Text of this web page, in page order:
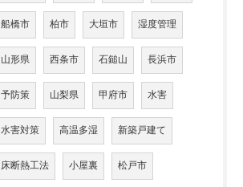
船橋市 柏市 大垣市 湿度管理
山形県 西条市 石鎚山 長浜市
予防策 山梨県 甲府市 水害
水害対策 高温多湿 新築戸建て
床断熱工法 小屋裏 松戸市